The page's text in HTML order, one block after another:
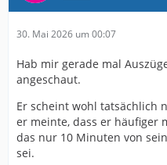
30. Mai 2026 um 00:07
Hab mir gerade mal
angeschaut.
Er scheint wohl tatsächlich
er meinte, dass er häufiger
das nur 10 Minuten von
sei.